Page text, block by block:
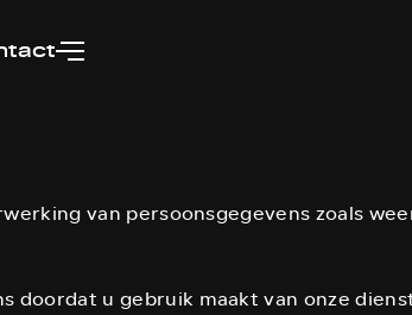
van persoonsgegevens zoals
doordat u gebruik maakt van onze